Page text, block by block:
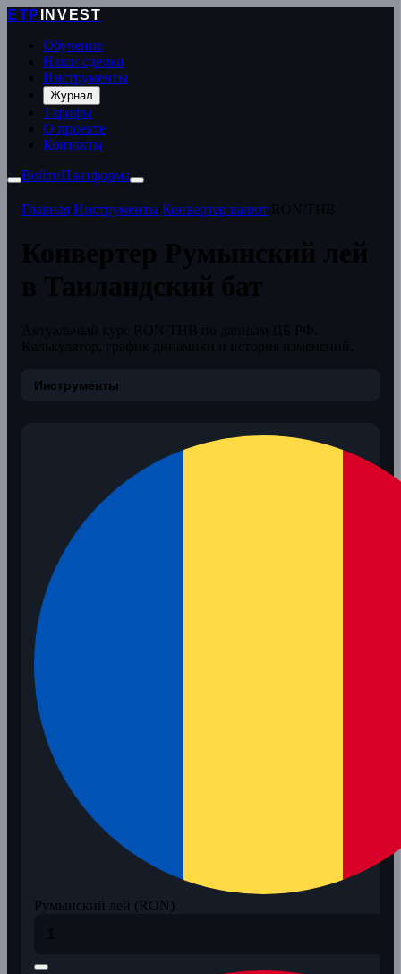
ETP
INVEST
Обучение
Наши сделки
Инструменты
Журнал
Тарифы
О проекте
Контакты
ВойтиПлатформа
Главная Инструменты Конвертер валют
Инструменты
Румынский лей (RON)